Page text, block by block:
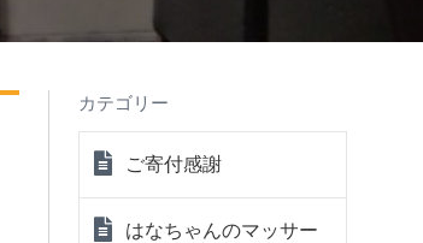
カテゴリー
ご寄付感謝
はなちゃんのマッサー